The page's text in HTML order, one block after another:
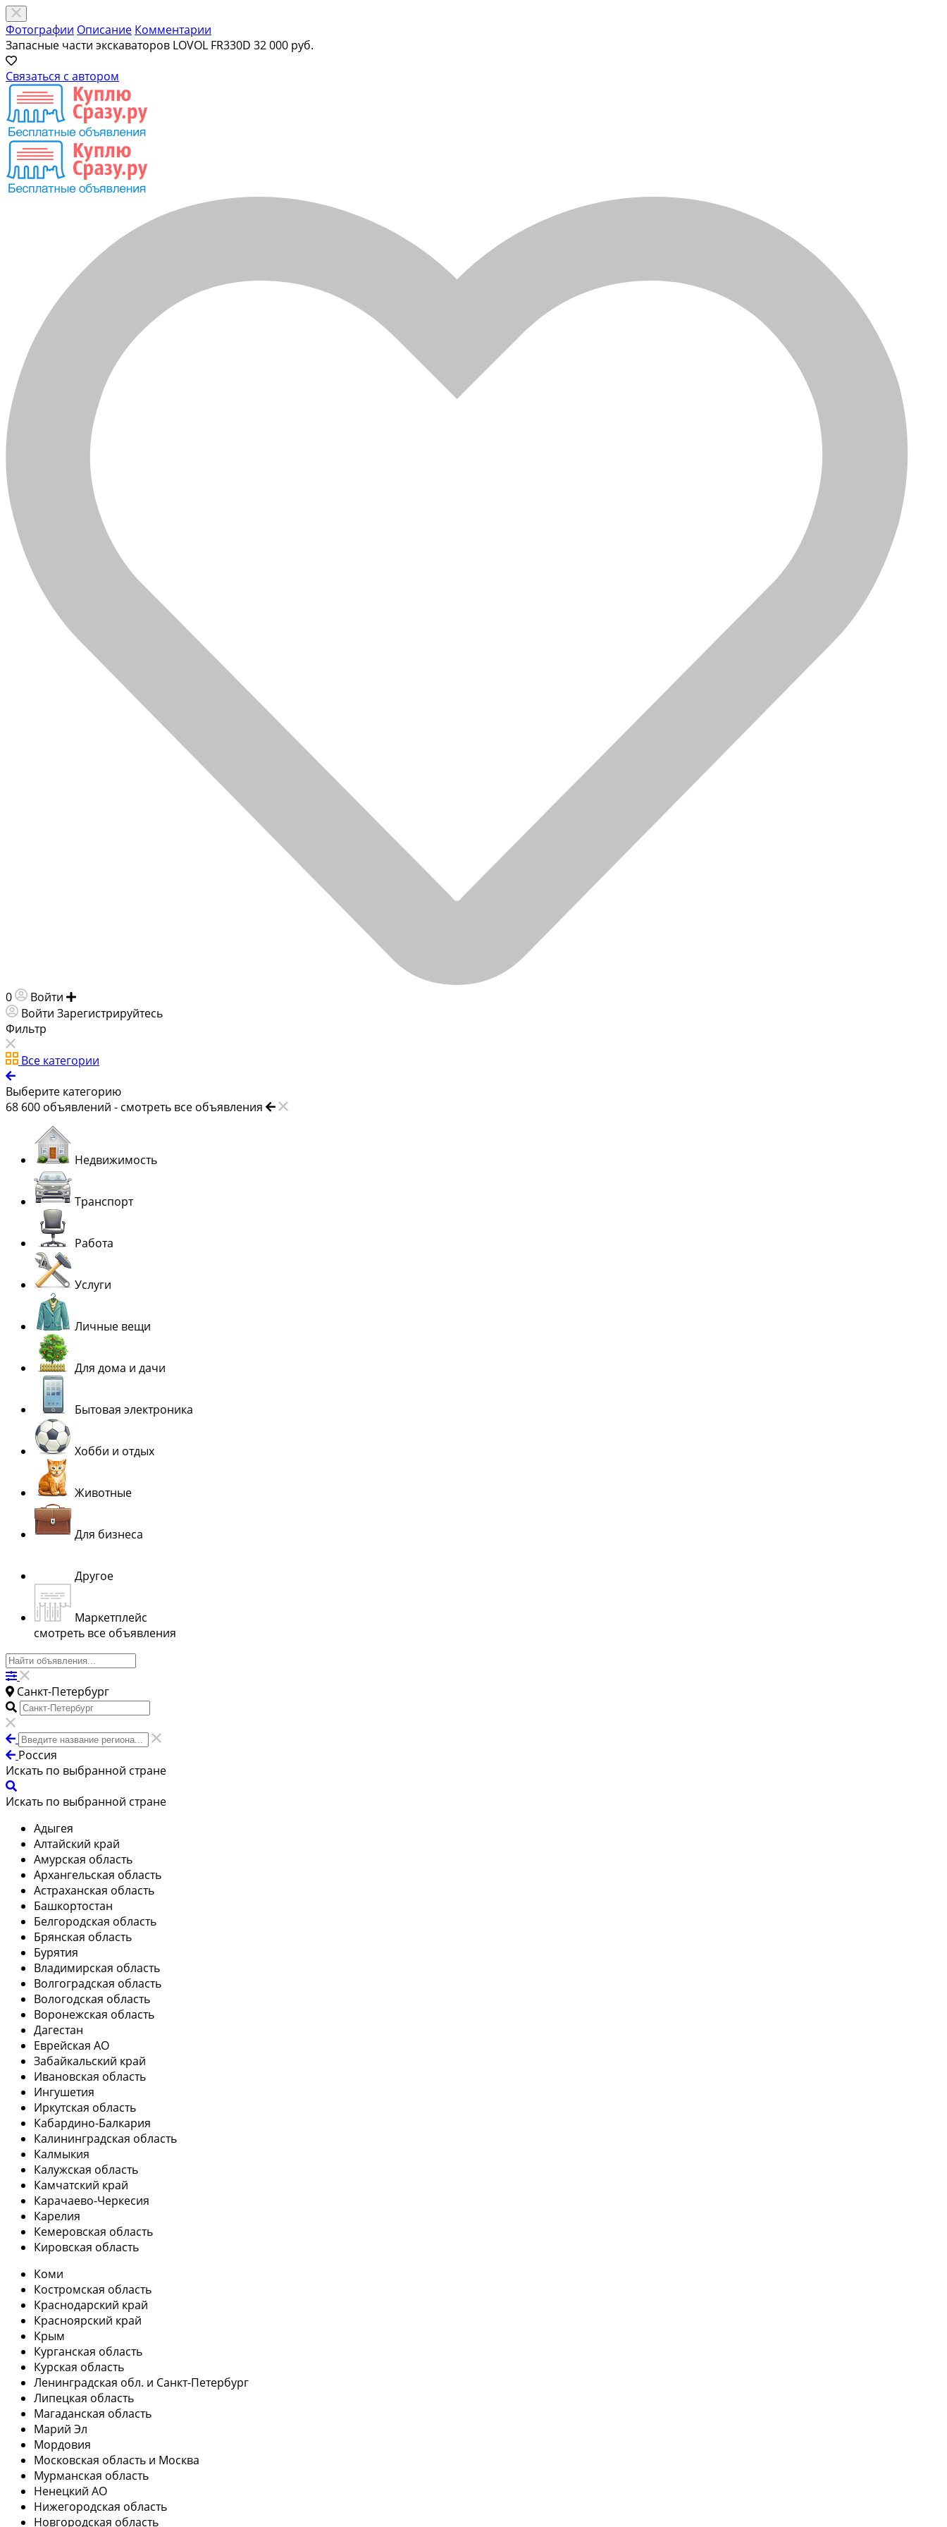
Фотографии Описание Комментарии
Запасные части экскаваторов LOVOL FR330D 32 000 руб.
Связаться с автором
0 Войти
Войти Зарегистрируйтесь
Фильтр
Все категории
Выберите категорию
68 600 объявлений - смотреть все объявления
Недвижимость
Транспорт
Работа
Услуги
Личные вещи
Для дома и дачи
Бытовая электроника
Хобби и отдых
Животные
Для бизнеса
Другое
Маркетплейс
смотреть все объявления
Санкт-Петербург
Россия
Искать по выбранной стране
Искать по выбранной стране
Адыгея
Алтайский край
Амурская область
Архангельская область
Астраханская область
Башкортостан
Белгородская область
Брянская область
Бурятия
Владимирская область
Волгоградская область
Вологодская область
Воронежская область
Дагестан
Еврейская АО
Забайкальский край
Ивановская область
Ингушетия
Иркутская область
Кабардино-Балкария
Калининградская область
Калмыкия
Калужская область
Камчатский край
Карачаево-Черкесия
Карелия
Кемеровская область
Кировская область
Коми
Костромская область
Краснодарский край
Красноярский край
Крым
Курганская область
Курская область
Ленинградская обл. и Санкт-Петербург
Липецкая область
Магаданская область
Марий Эл
Мордовия
Московская область и Москва
Мурманская область
Ненецкий АО
Нижегородская область
Новгородская область